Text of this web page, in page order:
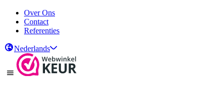
Over Ons
Contact
Referenties
Nederlands